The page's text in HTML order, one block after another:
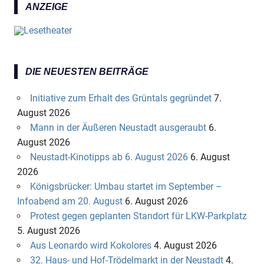
ANZEIGE
DIE NEUESTEN BEITRÄGE
Initiative zum Erhalt des Grüntals gegründet 7.
August 2026
Mann in der Äußeren Neustadt ausgeraubt 6.
August 2026
Neustadt-Kinotipps ab 6. August 2026 6. August
2026
Königsbrücker: Umbau startet im September –
Infoabend am 20. August 6. August 2026
Protest gegen geplanten Standort für LKW-Parkplatz
5. August 2026
Aus Leonardo wird Kokolores 4. August 2026
32. Haus- und Hof-Trödelmarkt in der Neustadt 4.